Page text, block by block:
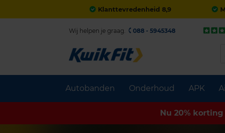
Klanttevredenheid 8,9
Autobanden Onderhoud APK
Wij helpen je graag. 088 - 5945348
Nu 20% korting